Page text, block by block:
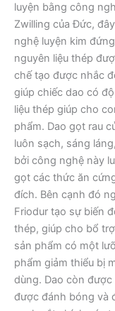
luyện bằng công
Zwilling của Đức,
nghệ luyện kim
nguyên liệu thép
chế tạo được nhắc
giúp chiếc dao có
liệu thép giúp cho
phẩm. Dao gọt rau
luôn sạch, sáng
bởi công nghệ này
gọt các thức ăn
đích. Bên cạnh đó
Friodur tạo sự biến
thép, giúp cho bổ
sản phẩm có một
phẩm giảm thiểu bị
dùng. Dao còn
được đánh bóng và